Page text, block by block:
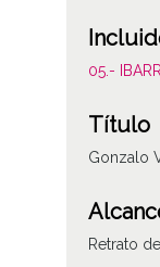
05.-
Título
Gonzalo
Retrato